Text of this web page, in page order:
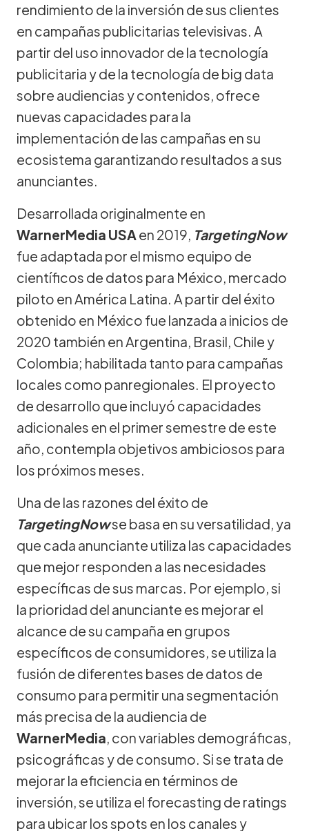
rendimiento de la inversión de sus clientes
en campañas publicitarias televisivas. A
partir del uso innovador de la tecnología
publicitaria y de la tecnología de big data
sobre audiencias y contenidos, ofrece
nuevas capacidades para la
implementación de las campañas en su
ecosistema garantizando resultados a sus
anunciantes.
Desarrollada originalmente en
WarnerMedia USA en 2019, TargetingNow
fue adaptada por el mismo equipo de
científicos de datos para México, mercado
piloto en América Latina. A partir del éxito
obtenido en México fue lanzada a inicios de
2020 también en Argentina, Brasil, Chile y
Colombia; habilitada tanto para campañas
locales como panregionales. El proyecto
de desarrollo que incluyó capacidades
adicionales en el primer semestre de este
año, contempla objetivos ambiciosos para
los próximos meses.
Una de las razones del éxito de
TargetingNowse basa en su versatilidad, ya
que cada anunciante utiliza las capacidades
que mejor responden a las necesidades
específicas de sus marcas. Por ejemplo, si
la prioridad del anunciante es mejorar el
alcance de su campaña en grupos
específicos de consumidores, se utiliza la
fusión de diferentes bases de datos de
consumo para permitir una segmentación
más precisa de la audiencia de
WarnerMedia, con variables demográficas,
psicográficas y de consumo. Si se trata de
mejorar la eficiencia en términos de
inversión, se utiliza el forecasting de ratings
para ubicar los spots en los canales y